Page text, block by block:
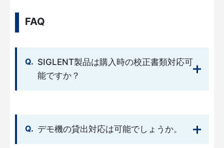
FAQ
SIGLENT製品は購入時の校正書類対応可
能ですか？
デモ機の貸出対応は可能でしょうか。